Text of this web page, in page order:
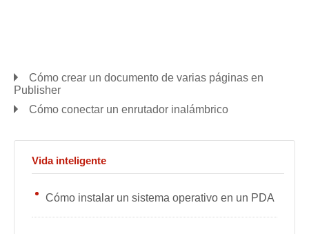
Cómo crear un documento de varias páginas en
Publisher
Cómo conectar un enrutador inalámbrico
Vida inteligente
Cómo instalar un sistema operativo en un PDA